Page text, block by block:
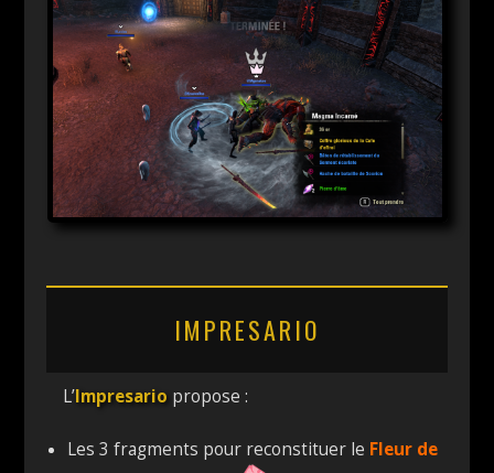
IMPRESARIO
L’Impresario propose :
Les 3 fragments pour reconstituer le Fleur de